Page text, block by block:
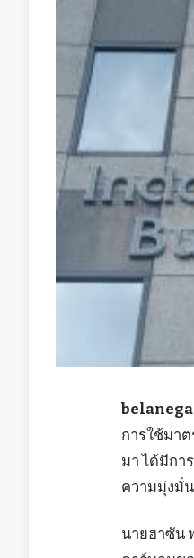
การใช้มา
มา ได้มีกา
ความมุ่งมั่
นายฮาซัน